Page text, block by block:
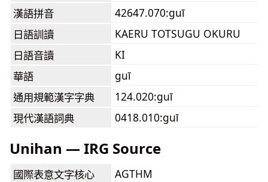
漢語拼音
42647.070:guī
日語訓讀
KAERU TOTSUGU OKURU
日語音讀
KI
華語
guī
通用規範漢字字典
124.020:guī
現代漢語詞典
0418.010:guī
Unihan — IRG Source
國際表意文字核心
AGTHM